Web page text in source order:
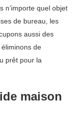
n’importe quel objet
de bureau, les
aussi des
de
prêt pour la
maison